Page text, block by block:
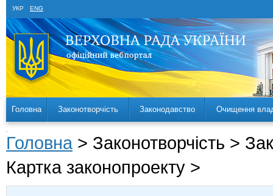
УКР ENG
Головна Законотворчість Законодавство Очищення
Головна > Законотворчість >
Картка законопроекту >